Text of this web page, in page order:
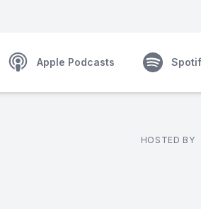
Apple Podcasts
HOSTED BY